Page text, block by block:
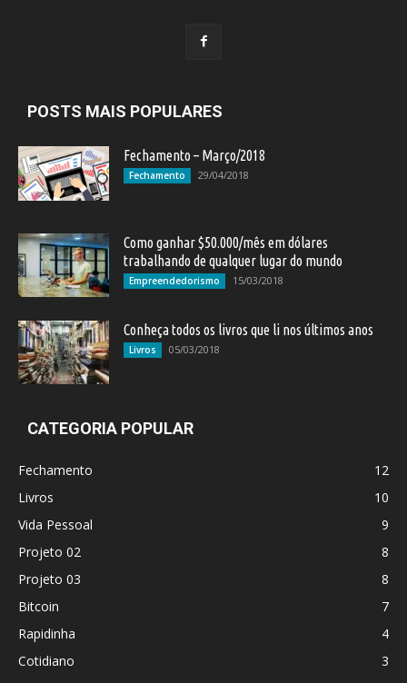
POSTS MAIS POPULARES
Fechamento – Março/2018
Fechamento 29/04/2018
Como ganhar $50.000/mês em dólares
trabalhando de qualquer lugar do mundo
Empreendedorismo 15/03/2018
Conheça todos os livros que li nos últimos anos
Livros 05/03/2018
CATEGORIA POPULAR
Fechamento
12
Livros
10
Vida Pessoal
9
Projeto 02
8
Projeto 03
8
Bitcoin
7
Rapidinha
4
Cotidiano
3